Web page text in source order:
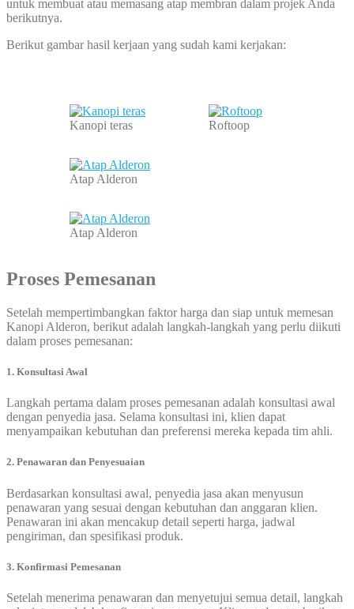
untuk membuat atau memasang atap membran dalam projek Anda
berikutnya.
Berikut gambar hasil kerjaan yang sudah kami kerjakan:
Kanopi teras Roftoop
Atap Alderon
Atap Alderon
Proses Pemesanan
Setelah mempertimbangkan faktor harga dan siap untuk memesan
Kanopi Alderon, berikut adalah langkah-langkah yang perlu diikuti
dalam proses pemesanan:
1. Konsultasi Awal
Langkah pertama dalam proses pemesanan adalah konsultasi awal
dengan penyedia jasa. Selama konsultasi ini, klien dapat
menyampaikan kebutuhan dan preferensi mereka kepada tim ahli.
2. Penawaran dan Penyesuaian
Berdasarkan konsultasi awal, penyedia jasa akan menyusun
penawaran yang sesuai dengan kebutuhan dan anggaran klien.
Penawaran ini akan mencakup detail seperti harga, jadwal
pengiriman, dan spesifikasi produk.
3. Konfirmasi Pemesanan
Setelah menerima penawaran dan menyetujui semua detail, langkah